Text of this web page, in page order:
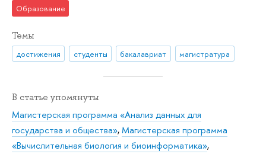
Образование
Темы
достижения студенты бакалавриат магистратура
В статье упомянуты
Магистерская программа «Анализ данных для
государства и общества»,Магистерская программа
«Вычислительная биология и биоинформатика»,